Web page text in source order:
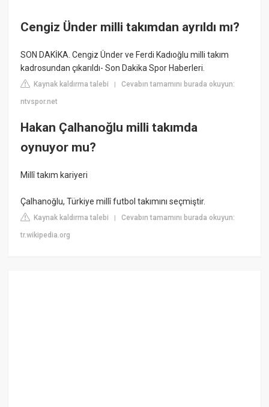
Cengiz Ünder milli takımdan ayrıldı mı?
SON DAKİKA. Cengiz Ünder ve Ferdi Kadıoğlu milli takım
kadrosundan çıkarıldı- Son Dakika Spor Haberleri.
Kaynak kaldırma talebi |Cevabın tamamını burada okuyun:
ntvspor.net
Hakan Çalhanoğlu milli takımda
oynuyor mu?
Millî takım kariyeri
Çalhanoğlu, Türkiye millî futbol takımını seçmiştir.
Kaynak kaldırma talebi |Cevabın tamamını burada okuyun:
tr.wikipedia.org